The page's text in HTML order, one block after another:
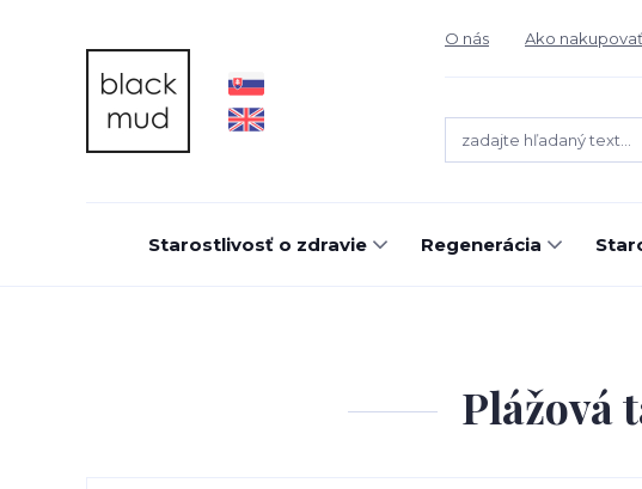
O nás Ako nakupovať
Starostlivosť o zdravie Regenerácia
Plážová